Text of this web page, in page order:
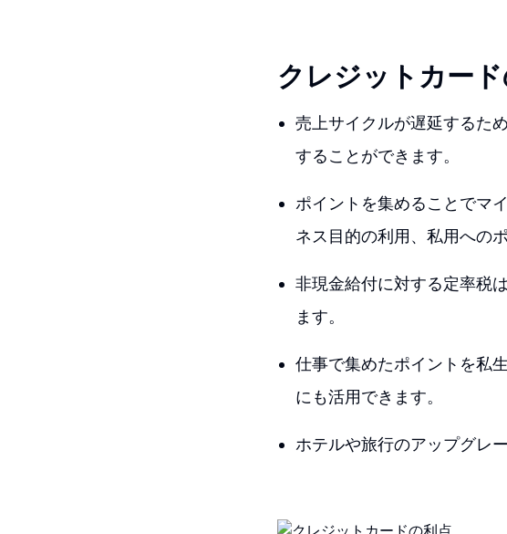
クレジットカー
売上サイクルが遅延するた
することができます。
ポイントを集めることでマ
ネス目的の利用、私用への
非現金給付に対する定率税
ます。
仕事で集めたポイントを私
にも活用できます。
ホテルや旅行のアップグレ